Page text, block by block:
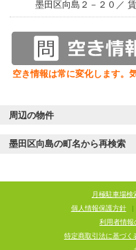
墨田区向島２－２０／
空き情報は常に変化します。
周辺の物件
墨田区向島の町名から再検索
月極駐車場検
個人情報保護方針
|
利用者情報
特定商取引法に基づく